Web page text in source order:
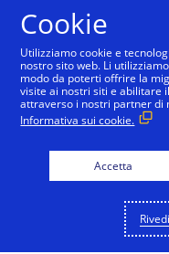
Cerca e
l’AI:
nuova
Cookie
Utilizziamo cookie e
nostro sito web. Li
modo da poterti offrire la
visite ai nostri siti e abilitare
attraverso i nostri partner di
Informativa sui cookie.
Accetta